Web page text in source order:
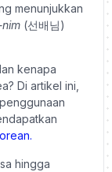
menunjukkan
(선배님)
kenapa
Di artikel ini,
hingga